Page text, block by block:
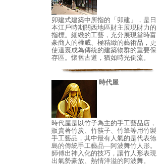
卯建式建築中所指的「卯建」，是日
本江戶時期關西地區財主展現財力的
指標。細緻的工藝，充分展現當時富
豪商人的權威、極精緻的藝術品，更
使這裏成為傳統的建築物群的重要保
存區。懷舊古道，猶如時光倒流。
時代屋
時代屋是以竹子為主的手工藝品店，
販賣著竹炭、竹筷子、竹筆等用竹製
手工藝品，其中最有人氣的是代表徳
島的傳統手工藝品—阿波舞竹人形。
師傅出神入化的技巧，讓竹人形表現
出氣勢豪放、熱情洋溢的阿波舞。